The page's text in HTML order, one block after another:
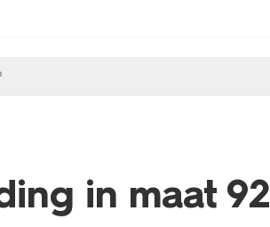
in maat 92